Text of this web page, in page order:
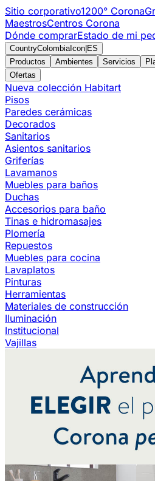
Sitio corporativo1200° Corona
MaestrosCentros Corona
Dónde comprarEstado de mi
CountryColombiaIcon ES
Productos
Ambientes Servicios
Ofertas
Nueva colección Habitart
Pisos
Paredes cerámicas
Decorados
Sanitarios
Asientos sanitarios
Griferías
Lavamanos
Muebles para baños
Duchas
Accesorios para baño
Tinas e hidromasajes
Plomería
Repuestos
Muebles para cocina
Lavaplatos
Pinturas
Herramientas
Materiales de construcción
Iluminación
Institucional
Vajillas